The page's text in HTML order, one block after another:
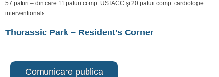
57 paturi – din care 11 paturi comp. USTACC şi 20 paturi comp. cardiologie
interventionala
Thorassic Park – Resident’s Corner
Comunicare publica